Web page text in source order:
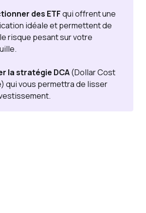
des ETFqui offrent une
idéale et permettent de
risque pesant sur votre
la stratégie DCA(Dollar Cost
qui vous permettra de lisser